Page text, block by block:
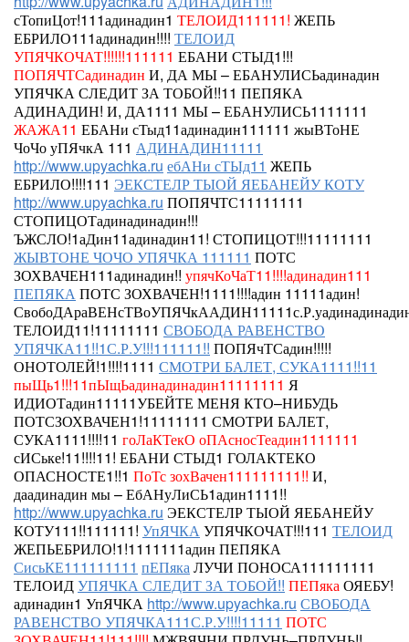
сТопиЦот!111адинадин1 ТЕЛОИД111111! ЖЕПЬ
ЕБРИЛО111адинадин!!!! ТЕЛОИД
УПЯЧКОЧАТ!!!!!!111111 ЕБАНИ СТЫД1!!!
ПОПЯЧТСадинадин И, ДА МЫ – ЕБАНУЛИСЬадинадин
УПЯЧКА СЛЕДИТ ЗА ТОБОЙ!!11 ПЕПЯКА
АДИНАДИН! И, ДА1111 МЫ – ЕБАНУЛИСЬ1111111
ЖАЖА11 ЕБАНи сТыд11адинадин111111 жыВТоНЕ
ЧоЧо уПЯчкА 111 АДИНАДИН11111
http://www.upyachka.ru ебАНи сТЫд11 ЖЕПЬ
ЕБРИЛО!!!!111 ЭЕКСТЕЛР ТЫОЙ ЯЕБАНЕЙУ КОТУ
http://www.upyachka.ru ПОПЯЧТС11111111
СТОПИЦОТадинадинадин!!!
ЪЖСЛО!1аДин11адинадин11! СТОПИЦОТ!!!11111111
ЖЫВТОНЕ ЧОЧО УПЯЧКА 111111 ПОТС
ЗОХВАЧЕН111адинадин!! упячКоЧаТ11!!!!адинадин111
ПЕПЯКАПОТС ЗОХВАЧЕН!1111!!!!адин 11111адин!
ТЕЛОИД11!11111111 СВОБОДА РАВЕНСТВО
УПЯЧКА11!!1С.Р.У!!!111111!! ПОПЯчТСадин!!!!!
ОНОТОЛЕЙ!1!!!!1111 СМОТРИ БАЛЕТ, СУКА1111!!11
пыЩь1!!!11пЫщЬадинадинадин11111111 Я
ИДИОТадин11111УБЕЙТЕ МЕНЯ КТО–НИБУДЬ
ПОТСЗОХВАЧЕН1!11111111 СМОТРИ БАЛЕТ,
СУКА1111!!!!11 гоЛаКТекО оПАсносТеадин1111111
сИСьке!11!!!!11! ЕБАНИ СТЫД1 ГОЛАКТЕКО
ОПАСНОСТЕ1!!1 ПоТс зохВачен111111111!! И,
даадинадин мы – ЕбАНуЛиСЬ1адин1111!!
http://www.upyachka.ru ЭЕКСТЕЛР ТЫОЙ ЯЕБАНЕЙУ
КОТУ111!!111111! УпЯЧКАУПЯЧКОЧАТ!!!111 ТЕЛОИД
ЖЕПЬЕБРИЛО!1!1111111адин ПЕПЯКА
СисьКЕ111111111 пЕПякаЛУЧИ ПОНОСА111111111
ТЕЛОИДУПЯЧКА СЛЕДИТ ЗА ТОБОЙ!! ПЕПякаОЯЕБУ!
адинадин1 УпЯЧКА http://www.upyachka.ru СВОБОДА
РАВЕНСТВО УПЯЧКА111С.Р.У!!!!11111 ПОТС